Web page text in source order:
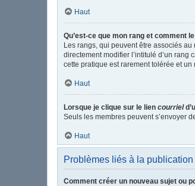
Haut
Qu’est-ce que mon rang et comment
Les rangs, qui peuvent être associés
directement modifier l’intitulé d’un
cette pratique est rarement tolérée et
Haut
Lorsque je clique sur le lien courriel
Seuls les membres peuvent s’envoyer
Haut
Problèmes liés à la
Comment créer un nouveau sujet ou